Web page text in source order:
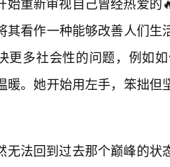
其看作一种能够改善人们
更多社会性的问题，例如
暖。她开始用左手，笨拙
无法回到过去那个巅峰的状